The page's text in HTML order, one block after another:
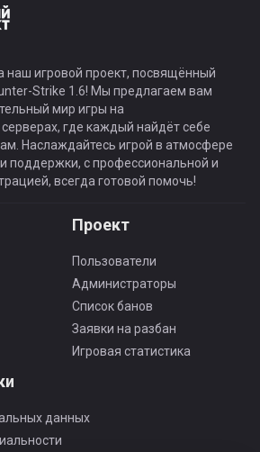
наш игровой проект, посвящённый
Strike 1.6! Мы предлагаем вам
мир игры на
где каждый найдёт себе
Наслаждайтесь игрой в атмосфере
поддержки, с профессиональной и
всегда готовой помочь!
Проект
Пользователи
Администраторы
Список банов
Заявки на разбан
Игровая статистика
данных